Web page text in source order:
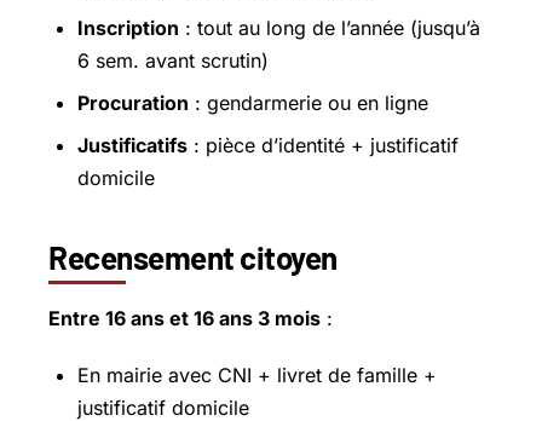
Inscription : tout au long de l’année (jusqu’à
6 sem. avant scrutin)
Procuration : gendarmerie ou en ligne
Justificatifs : pièce d’identité + justificatif
domicile
Recensement citoyen
Entre 16 ans et 16 ans 3 mois :
En mairie avec CNI + livret de famille +
justificatif domicile